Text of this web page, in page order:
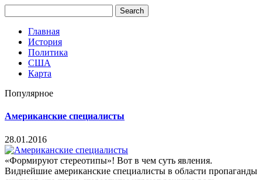
Главная
История
Политика
США
Карта
Популярное
Американские специалисты
28.01.2016
«Формируют стереотипы»! Вот в чем суть явления.
Виднейшие американские специалисты в области пропаганды